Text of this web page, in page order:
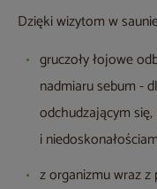
Dzięki wizytom w
gruczoły łojowe
nadmiaru sebum -
odchudzającym
i
z organizmu wraz